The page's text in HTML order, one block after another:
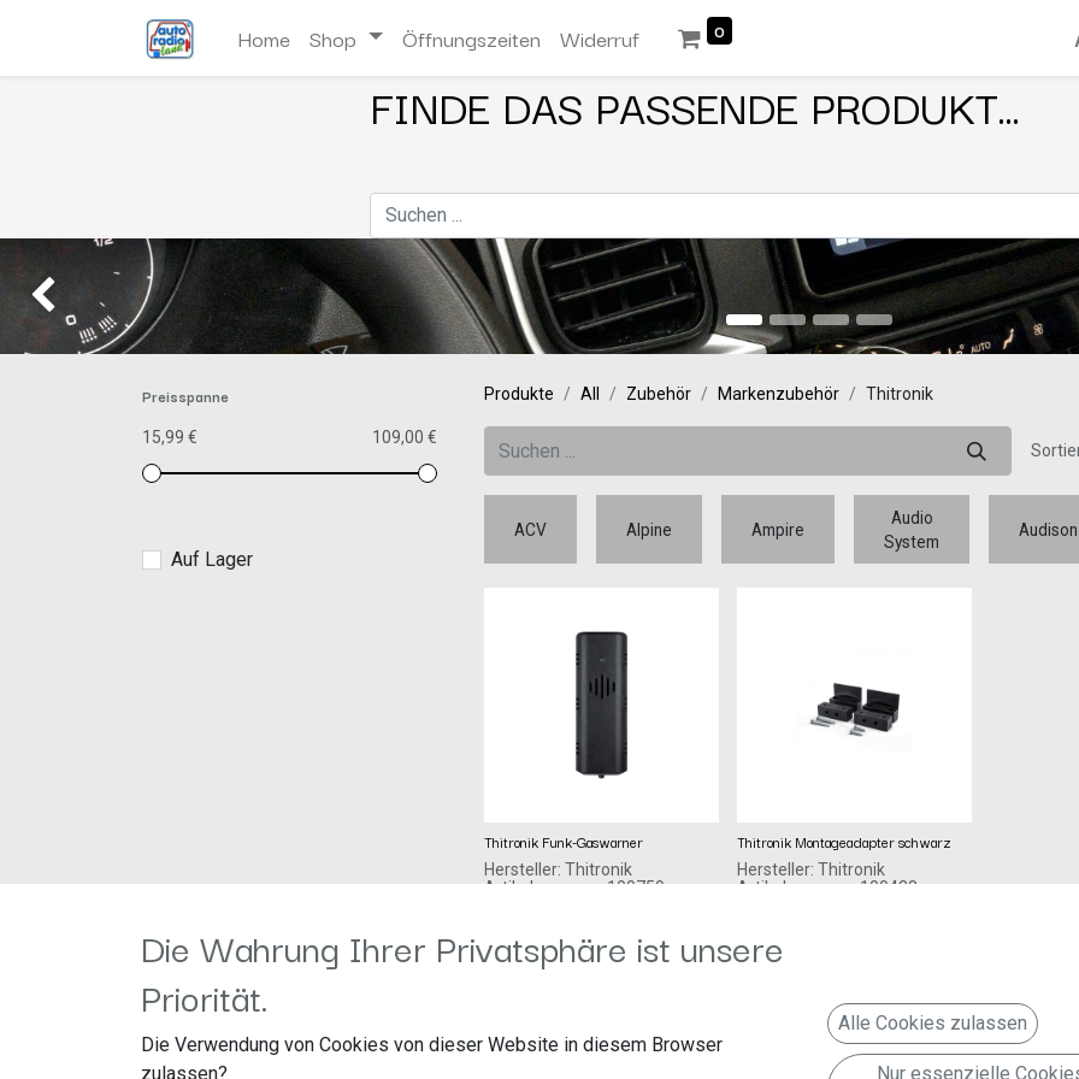
Home Shop Öffnungszeiten Widerruf 0
FINDE DAS PASSENDE PRODUKT...
Zurück
Preisspanne
15,99 € 109,00 €
Auf Lager
Produkte All Zubehör Markenzubehör Thitronik
ACV Alpine Ampire
Audio
System
Audison
Thitronik Funk-Gaswarner
Hersteller: Thitronik
Artikelnummer: 100759
24340 Eckernförde
Thitronik Montageadapter schwarz
Hersteller: Thitronik
Artikelnummer: 100428
24340 Eckernförde
Die Wahrung Ihrer Privatsphäre ist unsere
Priorität.
Die Verwendung von Cookies von dieser Website in diesem Browser
zulassen?
Alle Cookies zulassen
Nur essenzielle